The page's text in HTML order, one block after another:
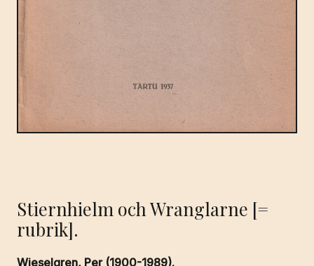
Stiernhielm och Wranglarne [=
rubrik].
Wieselgren, Per (1900-1989).